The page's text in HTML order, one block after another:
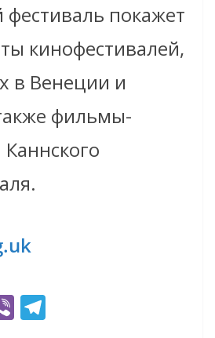
покажет
кинофестивалей,
в Венеции и
фильмы-
Vi